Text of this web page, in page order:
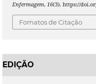
Enfermagem, 16(3). https://
Fomatos de Citação
EDIÇÃO